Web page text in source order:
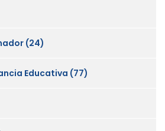
(24)
Educativa (77)